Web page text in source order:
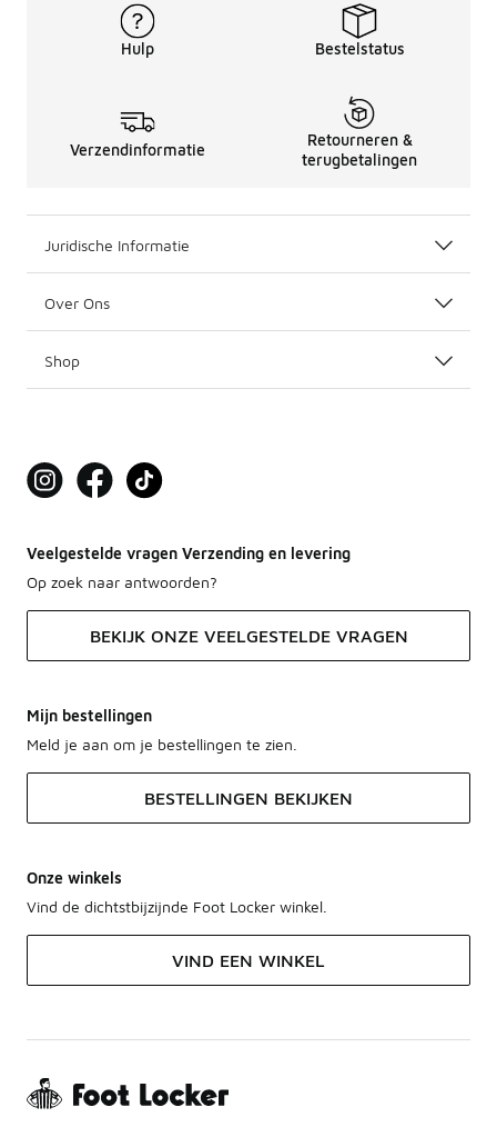
Hulp Bestelstatus
Verzendinformatie
Retourneren &
terugbetalingen
Juridische Informatie
Over Ons
Shop
Veelgestelde vragen Verzending en levering
Op zoek naar antwoorden?
BEKIJK ONZE VEELGESTELDE VRAGEN
Mijn bestellingen
Meld je aan om je bestellingen te zien.
BESTELLINGEN BEKIJKEN
Onze winkels
Vind de dichtstbijzijnde Foot Locker winkel.
VIND EEN WINKEL